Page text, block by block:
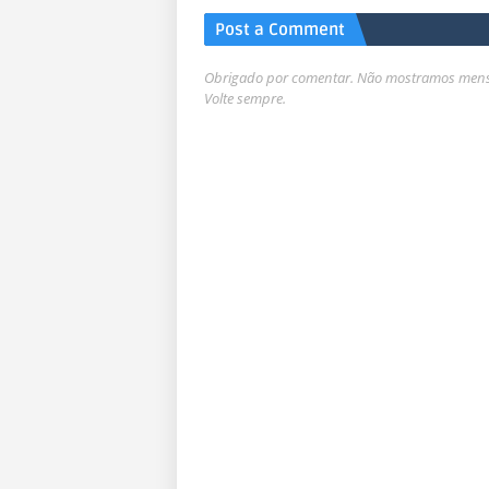
Post a Comment
Obrigado por comentar. Não mostramos
Volte sempre.